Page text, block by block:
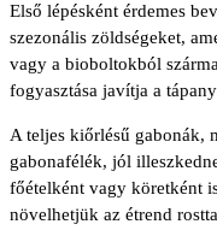
Első lépésként érdemes
szezonális zöldségeket,
vagy a bioboltokból
fogyasztása javítja a
A teljes kiőrlésű gabonák,
gabonafélék, jól
főételként vagy köretként
növelhetjük az étrend